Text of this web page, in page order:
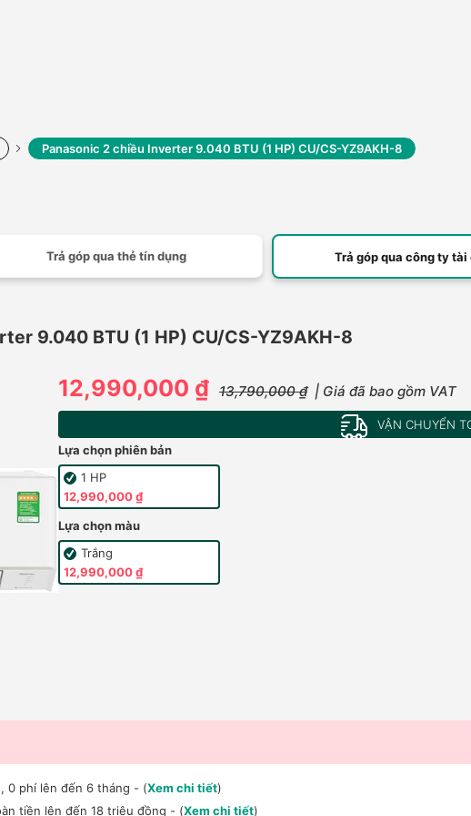
Panasonic 2 chiều Inverter 9.040 BTU (1 HP) CU/CS-YZ9AKH-8
Trả góp qua thẻ tín dụng Trả góp qua công ty tài
9.040 BTU (1 HP) CU/CS-YZ9AKH-8
12,990,000 ₫ 13,790,000 ₫ | Giá đã bao gồm VAT
VẬN CHUYỂN
Lựa chọn phiên bản
1 HP
12,990,000 ₫
Lựa chọn màu
Trắng
12,990,000 ₫
0 phí lên đến 6 tháng - (Xem chi tiết)
tiền lên đến 18 triệu đồng - (Xem chi tiết)